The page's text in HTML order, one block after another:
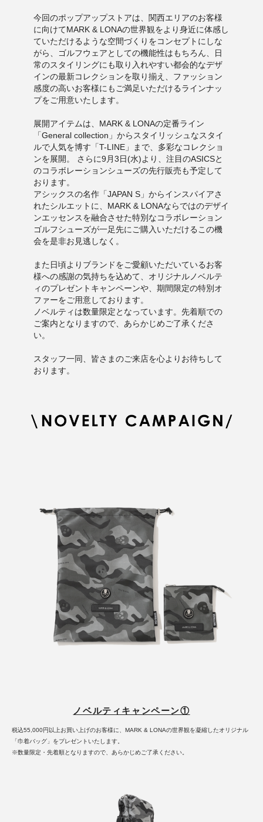
今回のポップアップストアは、関西エリアのお客様
に向けてMARK & LONAの世界観をより身近に体感し
ていただけるような空間づくりをコンセプトにしな
がら、ゴルフウェアとしての機能性はもちろん、日
常のスタイリングにも取り入れやすい都会的なデザ
インの最新コレクションを取り揃え、ファッション
感度の高いお客様にもご満足いただけるラインナッ
プをご用意いたします。
展開アイテムは、MARK & LONAの定番ライン
「General collection」からスタイリッシュなスタイ
ルで人気を博す「T-LINE」まで、多彩なコレクショ
ンを展開。 さらに9月3日(水)より、注目のASICSと
のコラボレーションシューズの先行販売も予定して
おります。
アシックスの名作「JAPAN S」からインスパイアさ
れたシルエットに、MARK & LONAならではのデザイ
ンエッセンスを融合させた特別なコラボレーション
ゴルフシューズが一足先にご購入いただけるこの機
会を是非お見逃しなく。
また日頃よりブランドをご愛顧いただいているお客
様への感謝の気持ちを込めて、オリジナルノベルテ
ィのプレゼントキャンペーンや、期間限定の特別オ
ファーをご用意しております。
ノベルティは数量限定となっています。先着順での
ご案内となりますので、あらかじめご了承くださ
い。
スタッフ一同、皆さまのご来店を心よりお待ちして
おります。
ノベルティキャンペーン①
税込55,000円以上お買い上げのお客様に、MARK & LONAの世界観を凝縮したオリジナル
「巾着バッグ」をプレゼントいたします。
※数量限定・先着順となりますので、あらかじめご了承ください。